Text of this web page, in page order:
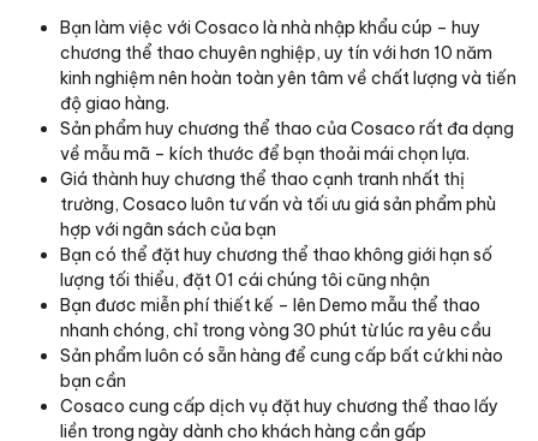
Bạn làm việc với Cosaco là nhà nhập khẩu cúp – huy
chương thể thao chuyên nghiệp, uy tín với hơn 10 năm
kinh nghiệm nên hoàn toàn yên tâm về chất lượng và tiến
độ giao hàng.
Sản phẩm huy chương thể thao của Cosaco rất đa dạng
về mẫu mã – kích thước để bạn thoải mái chọn lựa.
Giá thành huy chương thể thao cạnh tranh nhất thị
trường, Cosaco luôn tư vấn và tối ưu giá sản phẩm phù
hợp với ngân sách của bạn
Bạn có thể đặt huy chương thể thao không giới hạn số
lượng tối thiểu, đặt 01 cái chúng tôi cũng nhận
Bạn đươc miễn phí thiết kế – lên Demo mẫu thể thao
nhanh chóng, chỉ trong vòng 30 phút từ lúc ra yêu cầu
Sản phẩm luôn có sẵn hàng để cung cấp bất cứ khi nào
bạn cần
Cosaco cung cấp dịch vụ đặt huy chương thể thao lấy
liền trong ngày dành cho khách hàng cần gấp